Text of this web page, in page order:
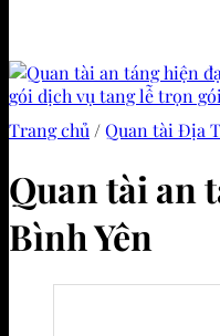
Trang chủ /Quan tài Địa
Quan tài an
Bình Yên